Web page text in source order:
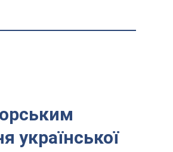
української